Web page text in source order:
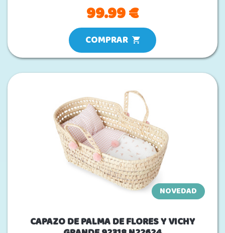
99.99 €
COMPRAR
NOVEDAD
CAPAZO DE PALMA DE FLORES Y VICHY